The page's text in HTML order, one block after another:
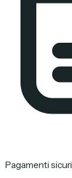
Pagamenti sicuri